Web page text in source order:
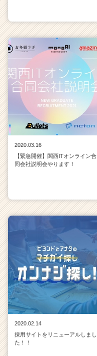
2020.03.16
【緊急開催】関西ITオンライン合
同会社説明会やります！
2020.02.14
採用サイトをリニューアルしまし
た！！